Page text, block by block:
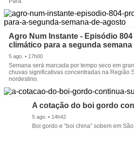
Agro Num Instante - Episódio
climático para a segunda
5 ago. • 17h00
Semana será marcada por tempo seco em
chuvas significativas concentradas na Região
nordestino.
A cotação do boi gordo
5 ago. • 14h42
Boi gordo e “boi china” sobem em